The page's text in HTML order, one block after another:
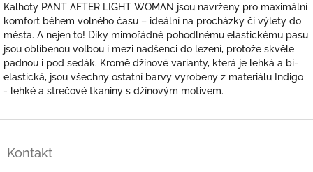
Kalhoty PANT AFTER LIGHT WOMAN jsou navrženy pro maximální
komfort během volného času – ideální na procházky či výlety do
města. A nejen to! Díky mimořádně pohodlnému elastickému pasu
jsou oblíbenou volbou i mezi nadšenci do lezení, protože skvěle
padnou i pod sedák. Kromě džínové varianty, která je lehká a bi-
elastická, jsou všechny ostatní barvy vyrobeny z materiálu Indigo
- lehké a strečové tkaniny s džínovým motivem.
Kontakt